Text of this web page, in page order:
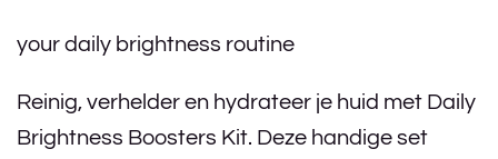
your daily brightness routine
Reinig, verhelder en hydrateer je huid met Daily
Brightness Boosters Kit. Deze handige set